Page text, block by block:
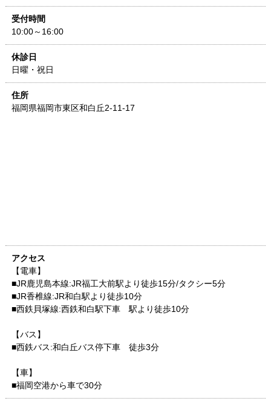
受付時間
10:00～16:00
休診日
日曜・祝日
住所
福岡県福岡市東区和白丘2-11-17
アクセス
【電車】
■JR鹿児島本線:JR福工大前駅より徒歩15分/タクシー5分
■JR香椎線:JR和白駅より徒歩10分
■西鉄貝塚線:西鉄和白駅下車 駅より徒歩10分
【バス】
■西鉄バス:和白丘バス停下車 徒歩3分
【車】
■福岡空港から車で30分